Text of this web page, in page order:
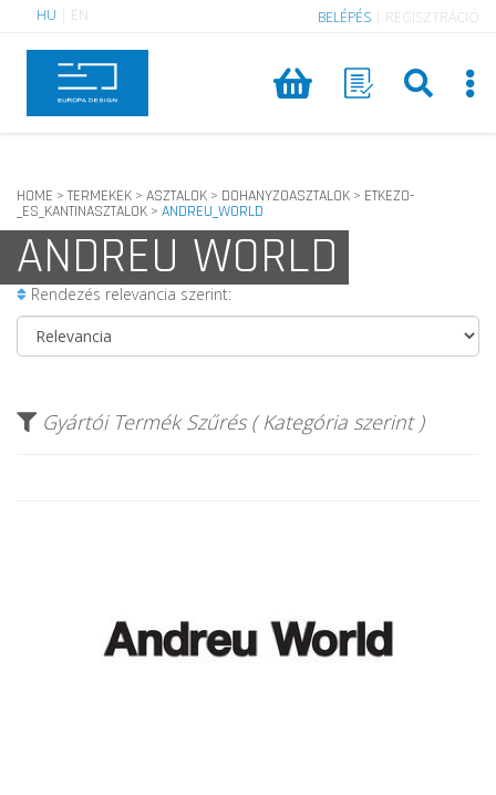
HU EN BELÉPÉS REGISZTRÁCIÓ
HOME > TERMEKEK > ASZTALOK > DOHANYZOASZTALOK > ETKEZO-
_ES_KANTINASZTALOK > ANDREU_WORLD
ANDREU WORLD
Rendezés relevancia szerint:
Gyártói Termék Szűrés ( Kategória szerint )